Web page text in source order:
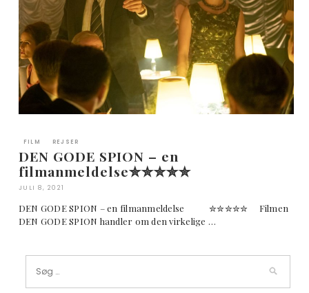
FILM REJSER
DEN GODE SPION – en
filmanmeldelse✮✮✮✮✮
JULI 8, 2021
DEN GODE SPION – en filmanmeldelse ✮✮✮✮✮ Filmen
DEN GODE SPION handler om den virkelige …